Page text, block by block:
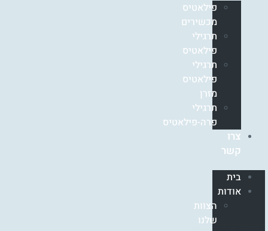
פילאטיס
מכשירים
תרגילי
פילאטיס
תרגילי
פילאטיס
מזרן
תרגילי
פרה-פילאטיס
צרו
קשר
בית
אודות
הצוות
שלנו